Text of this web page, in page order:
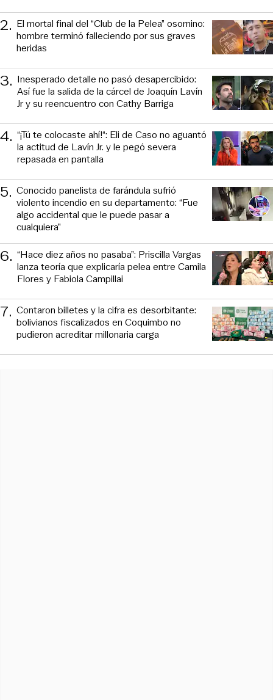
2. El mortal final del “Club de la Pelea” osornino:
hombre terminó falleciendo por sus graves
heridas
3. Inesperado detalle no pasó desapercibido:
Así fue la salida de la cárcel de Joaquín Lavín
Jr y su reencuentro con Cathy Barriga
4. “¡Tú te colocaste ahí!“: Eli de Caso no aguantó
la actitud de Lavín Jr. y le pegó severa
repasada en pantalla
5. Conocido panelista de farándula sufrió
violento incendio en su departamento: “Fue
algo accidental que le puede pasar a
cualquiera”
6. “Hace diez años no pasaba”: Priscilla Vargas
lanza teoría que explicaría pelea entre Camila
Flores y Fabiola Campillai
7. Contaron billetes y la cifra es desorbitante:
bolivianos fiscalizados en Coquimbo no
pudieron acreditar millonaria carga